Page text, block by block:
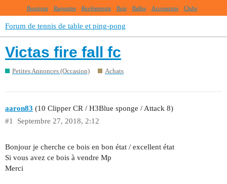
Boutique Raquettes Revêtements Bois Balles Accessoires Clubs
Forum de tennis de table et ping-pong
Victas fire fall fc
Petites Annonces (Occasion) Achats
aaron83 (10 Clipper CR / H3Blue sponge / Attack 8)
Septembre 27, 2018, 2:12
#1
Bonjour je cherche ce bois en bon état / excellent état
Si vous avez ce bois à vendre Mp
Merci